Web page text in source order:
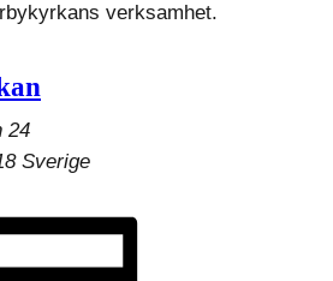
verksamhet.
24
Sverige